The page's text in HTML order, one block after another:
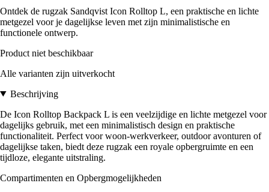
Ontdek de rugzak Sandqvist Icon Rolltop L, een praktische en lichte
metgezel voor je dagelijkse leven met zijn minimalistische en
functionele ontwerp.
Product niet beschikbaar
Alle varianten zijn uitverkocht
Beschrijving
De Icon Rolltop Backpack L is een veelzijdige en lichte metgezel voor
dagelijks gebruik, met een minimalistisch design en praktische
functionaliteit. Perfect voor woon-werkverkeer, outdoor avonturen of
dagelijkse taken, biedt deze rugzak een royale opbergruimte en een
tijdloze, elegante uitstraling.
Compartimenten en Opbergmogelijkheden